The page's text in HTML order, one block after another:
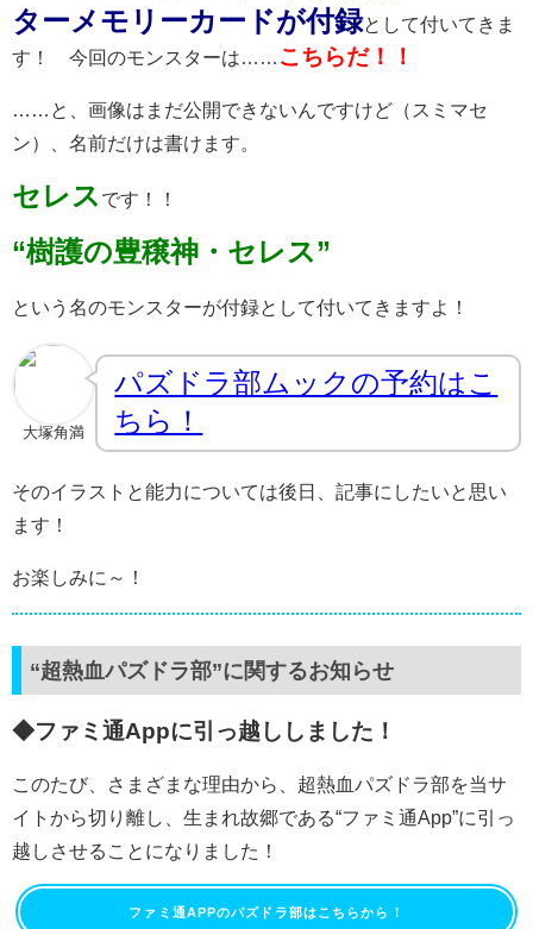
ターメモリーカードが付録として付いてきま
す！ 今回のモンスターは……
こちらだ！！
……と、画像はまだ公開できないんですけど（スミマセ
ン）、名前だけは書けます。
セレス です！！
“樹護の豊穣神・セレス”
という名のモンスターが付録として付いてきますよ！
大塚角満
パズドラ部ムックの予約はこ
ちら！
そのイラストと能力については後日、記事にしたいと思い
ます！
お楽しみに～！
“超熱血パズドラ部”に関するお知らせ
◆ファミ通Appに引っ越ししました！
このたび、さまざまな理由から、超熱血パズドラ部を当サ
イトから切り離し、生まれ故郷である“ファミ通App”に引っ
越しさせることになりました！
ファミ通APPのパズドラ部はこちらから！